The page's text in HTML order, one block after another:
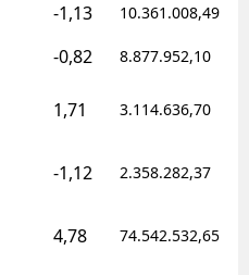
-1,13 10.361.008,49
-0,82 8.877.952,10
1,71 3.114.636,70
-1,12 2.358.282,37
4,78 74.542.532,65